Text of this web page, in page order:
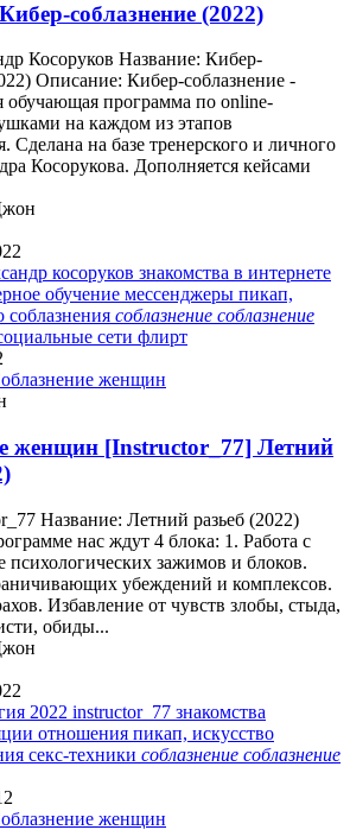
соблазнение (2022)
Косоруков Название: Кибер-
Описание: Кибер-соблазнение -
обучающая программа по online-
на каждом из этапов
Сделана на базе тренерского и личного
Косорукова. Дополняется кейсами
косоруков знакомства в интернете
обучение мессенджеры пикап,
соблазнения соблазнение соблазнение
сети флирт
женщин
женщин [Instructor_77] Летний
Название: Летний разьеб (2022)
нас ждут 4 блока: 1. Работа с
психологических зажимов и блоков.
убеждений и комплексов.
Избавление от чувств злобы, стыда,
обиды...
2022 instructor_77 знакомства
отношения пикап, искусство
секс-техники соблазнение соблазнение
женщин